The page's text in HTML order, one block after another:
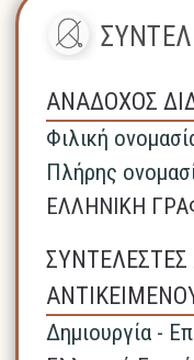
ΑΝΑΔΟΧΟΣ
Φιλική
Πλήρης
ΕΛΛΗΝΙΚΗ
Δημιουργία -